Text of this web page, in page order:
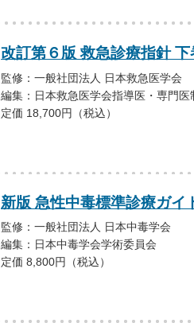
改訂第６版 救急診療指針 下
監修：一般社団法人 日本救急医学会
編集：日本救急医学会指導医・専門医
定価 18,700円（税込）
新版 急性中毒標準診療ガイ
監修：一般社団法人 日本中毒学会
編集：日本中毒学会学術委員会
定価 8,800円（税込）